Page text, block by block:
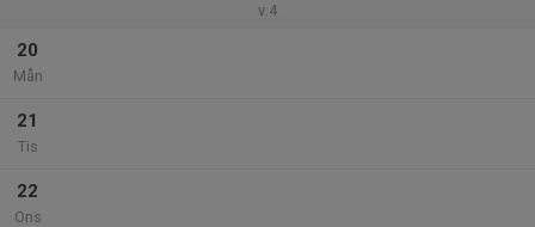
v.4
20
Mån
21
Tis
22
Ons